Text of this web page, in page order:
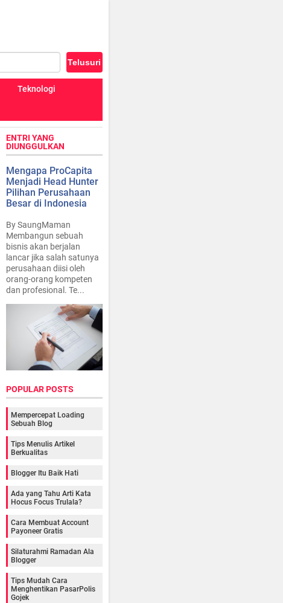
Teknologi
ENTRI YANG
DIUNGGULKAN
Mengapa ProCapita
Menjadi Head Hunter
Pilihan Perusahaan
Besar di Indonesia
By SaungMaman
Membangun sebuah
bisnis akan berjalan
lancar jika salah satunya
perusahaan diisi oleh
orang-orang kompeten
dan profesional. Te...
POPULAR POSTS
Mempercepat Loading
Sebuah Blog
Tips Menulis Artikel
Berkualitas
Blogger Itu Baik Hati
Ada yang Tahu Arti Kata
Hocus Focus Trulala?
Cara Membuat Account
Payoneer Gratis
Silaturahmi Ramadan Ala
Blogger
Tips Mudah Cara
Menghentikan PasarPolis
Gojek